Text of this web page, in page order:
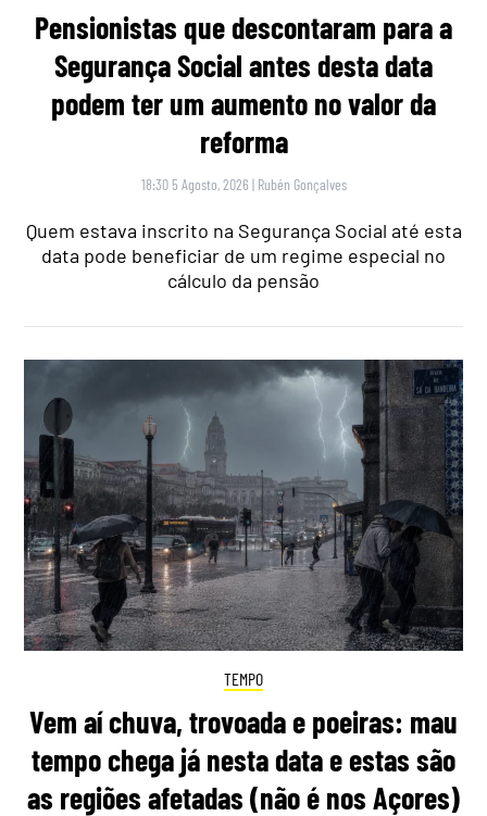
Pensionistas que descontaram para a
Segurança Social antes desta data
podem ter um aumento no valor da
reforma
18:30 5 Agosto, 2026 | Rubén Gonçalves
Quem estava inscrito na Segurança Social até esta
data pode beneficiar de um regime especial no
cálculo da pensão
TEMPO
Vem aí chuva, trovoada e poeiras: mau
tempo chega já nesta data e estas são
as regiões afetadas (não é nos Açores)